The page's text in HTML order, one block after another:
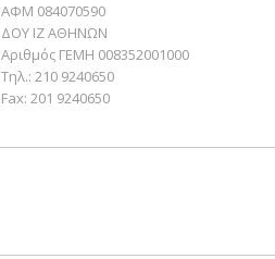
ΑΦΜ 084070590
ΔΟΥ ΙΖ ΑΘΗΝΩΝ
Αριθμός ΓΕΜΗ 008352001000
Τηλ.: 210 9240650
Fax: 201 9240650